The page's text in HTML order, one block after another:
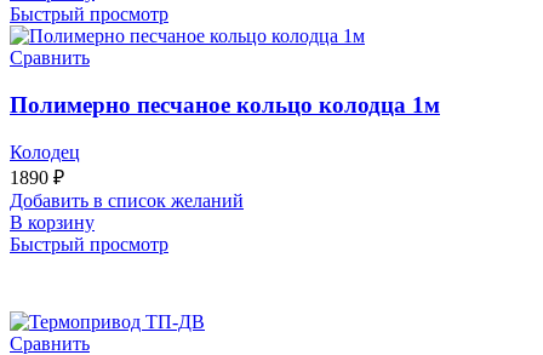
Быстрый просмотр
Сравнить
Полимерно песчаное кольцо колодца 1м
Колодец
1890 ₽
Добавить в список желаний
В корзину
Быстрый просмотр
Сравнить